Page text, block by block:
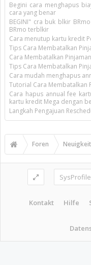
Begini cara menghapus
cara yang benar
BEGINI" cra buk blkir
BRmo terblkir
Cara menutup kartu kredit
Tips Cara Membatalkan
Cara Membatalkan
Tips Cara Membatalkan
Cara mudah menghapus
Tutorial Cara Membatalkan
Cara hapus annual fee
kartu kredit Mega dengan
Langkah Pengajuan
Foren
Kontakt Hilfe